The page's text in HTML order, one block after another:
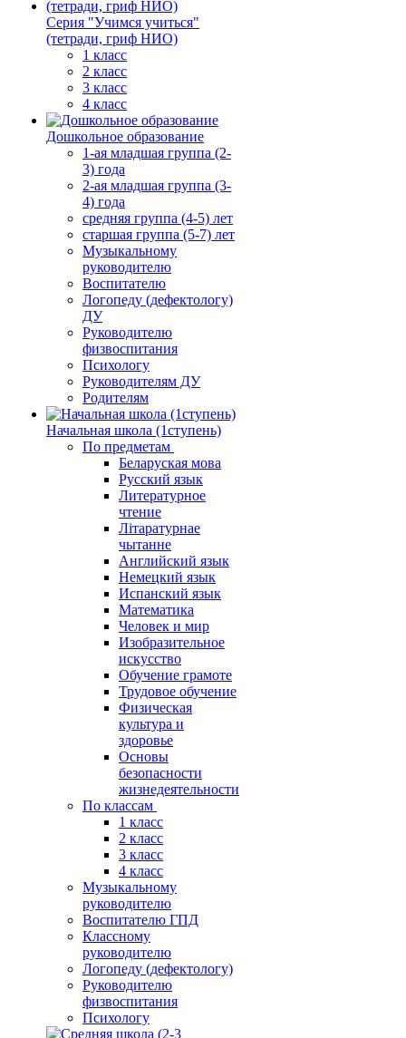
Серия "Учимся учиться"
(тетради, гриф НИО)
1 класс
2 класс
3 класс
4 класс
Дошкольное образование
1-ая младшая группа (2-
3) года
2-ая младшая группа (3-
4) года
средняя группа (4-5) лет
старшая группа (5-7) лет
Музыкальному
руководителю
Воспитателю
Логопеду (дефектологу)
ДУ
Руководителю
физвоспитания
Психологу
Руководителям ДУ
Родителям
Начальная школа (1ступень)
По предметам
Беларуская мова
Русский язык
Литературное
чтение
Літаратурнае
чытанне
Английский язык
Немецкий язык
Испанский язык
Математика
Человек и мир
Изобразительное
искусство
Обучение грамоте
Трудовое обучение
Физическая
культура и
здоровье
Основы
безопасности
жизнедеятельности
По классам
1 класс
2 класс
3 класс
4 класс
Музыкальному
руководителю
Воспитателю ГПД
Классному
руководителю
Логопеду (дефектологу)
Руководителю
физвоспитания
Психологу